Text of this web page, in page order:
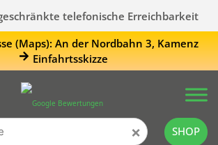
telefonische Erreichbarkeit
(Maps): An der Nordbahn 3, Kamenz
Einfahrtsskizze
× SHOP